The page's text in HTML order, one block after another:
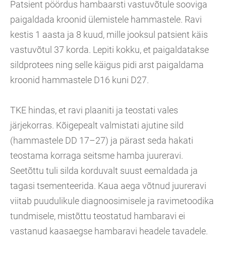
Patsient pöördus hambaarsti vastuvõtule sooviga
paigaldada kroonid ülemistele hammastele. Ravi
kestis 1 aasta ja 8 kuud, mille jooksul patsient käis
vastuvõtul 37 korda. Lepiti kokku, et paigaldatakse
sildprotees ning selle käigus pidi arst paigaldama
kroonid hammastele D16 kuni D27.
TKE hindas, et ravi plaaniti ja teostati vales
järjekorras. Kõigepealt valmistati ajutine sild
(hammastele DD 17–27) ja pärast seda hakati
teostama korraga seitsme hamba juureravi.
Seetõttu tuli silda korduvalt suust eemaldada ja
tagasi tsementeerida. Kaua aega võtnud juureravi
viitab puudulikule diagnoosimisele ja ravimetoodika
tundmisele, mistõttu teostatud hambaravi ei
vastanud kaasaegse hambaravi headele tavadele.